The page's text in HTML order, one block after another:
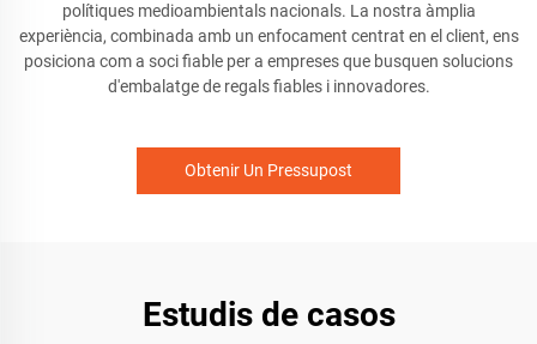
polítiques medioambientals nacionals. La nostra àmplia
experiència, combinada amb un enfocament centrat en el client, ens
posiciona com a soci fiable per a empreses que busquen solucions
d'embalatge de regals fiables i innovadores.
Obtenir Un Pressupost
Estudis de casos